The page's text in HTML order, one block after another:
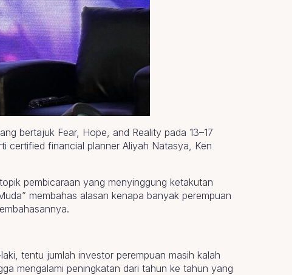
bertajuk Fear, Hope, and Reality pada 13–17
certified financial planner Aliyah Natasya, Ken
pembicaraan yang menyinggung ketakutan
membahas alasan kenapa banyak perempuan
tentu jumlah investor perempuan masih kalah
mengalami peningkatan dari tahun ke tahun yang